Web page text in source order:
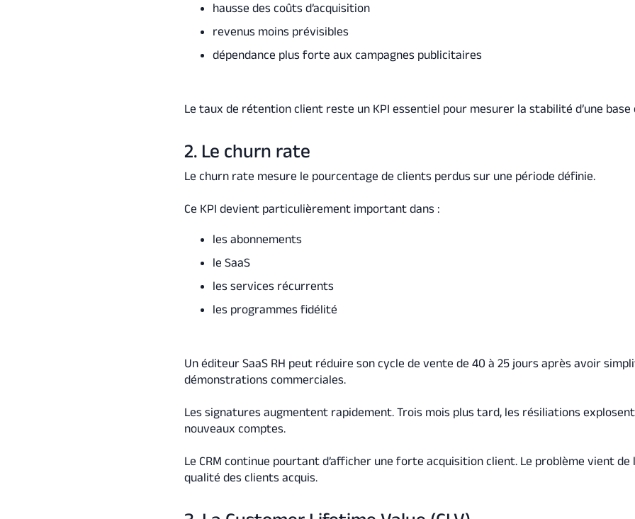
hausse des coûts d’acquisition
revenus moins prévisibles
dépendance plus forte aux campagnes publicitaires
Le taux de rétention client reste un KPI essentiel pour mesurer la stabilité d’une base
2. Le churn rate
Le churn rate mesure le pourcentage de clients perdus sur une période définie.
Ce KPI devient particulièrement important dans :
les abonnements
le SaaS
les services récurrents
les programmes fidélité
Un éditeur SaaS RH peut réduire son cycle de vente de 40 à 25 jours après avoir
démonstrations commerciales.
Les signatures augmentent rapidement. Trois mois plus tard, les résiliations
nouveaux comptes.
Le CRM continue pourtant d’afficher une forte acquisition client. Le problème vient de
qualité des clients acquis.